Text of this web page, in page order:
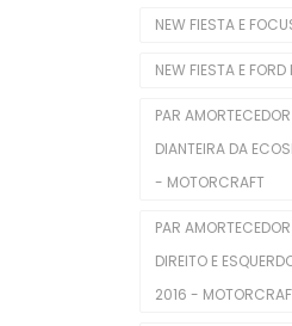
Polias De
Retentores
Seletora Do
Sensor De
Sensor De
NEW FIESTA E
NEW FIESTA E
PAR
DIANTEIRA DA
- MOTORCRAFT
PAR
DIREITO E
2016 -